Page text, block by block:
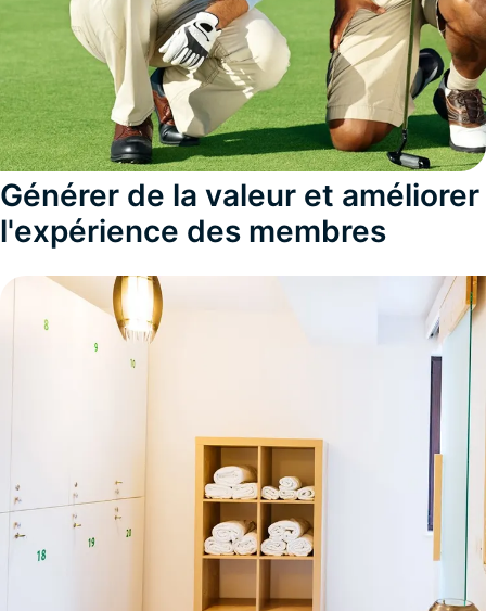
Générer de la valeur et améliorer
l'expérience des membres